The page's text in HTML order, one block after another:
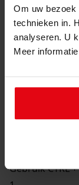
Om uw bezoek
technieken in.
analyseren. U
Meer
Andijk, sectie
Gemeente:
Ga naar dit
Gebruik CTRL